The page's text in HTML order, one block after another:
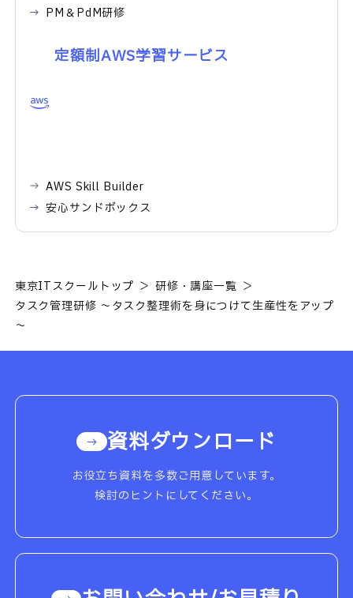
PM＆PdM研修
定額制AWS学習サービス
AWS Skill Builder
安心サンドボックス
東京ITスクールトップ
研修・講座一覧
タスク管理研修 ～タスク整理術を身につけて生産性をアップ
～
資料ダウンロード
お役立ち資料を多数ご用意しています。
検討のヒントにしてください。